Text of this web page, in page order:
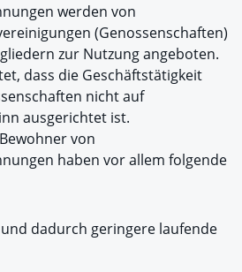
werden von
(Genossenschaften)
zur Nutzung angeboten.
dass die Geschäftstätigkeit
nicht auf
ausgerichtet ist.
von
haben vor allem folgende
dadurch geringere laufende